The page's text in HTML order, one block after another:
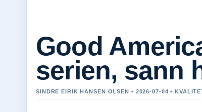
Good
serien, sann
SINDRE EIRIK HANSEN OLSEN • 2026-07-04 •